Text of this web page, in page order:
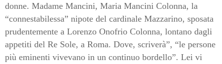
donne. Madame Mancini, Maria Mancini Colonna, la
“connestabilessa” nipote del cardinale Mazzarino, sposata
prudentemente a Lorenzo Onofrio Colonna, lontano dagli
appetiti del Re Sole, a Roma. Dove, scriverà”, “le persone
più eminenti vivevano in un continuo bordello”. Lei vi